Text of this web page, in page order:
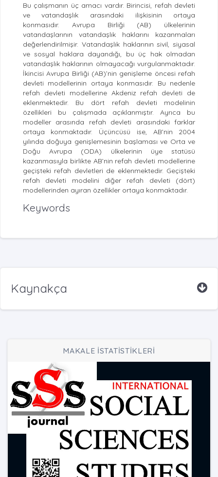
Bu çalışmanın üç amacı vardır. Birincisi, refah devleti
ve vatandaşlık arasındaki ilişkisinin ortaya
konmasıdır. Avrupa Birliği (AB) ülkelerinin
vatandaşlarının vatandaşlık haklarını kazanmaları
değerlendirilmişir. Vatandaşlık haklarının sivil, siyasal
ve sosyal haklara dayandığı, bu üç hak olmadan
vatandaşlık haklarının olmayacağı vurgulanmaktadır.
İkincisi Avrupa Birliği (AB)’nin genişleme öncesi refah
devleti modellerinin ortaya konmasıdır. Bu nedenle
refah devleti modellerine Akdeniz refah devleti de
eklenmektedir. Bu dört refah devleti modelinin
özellikleri bu çalışmada açıklanmıştır. Ayrıca bu
modeller arasında refah devleti arasındaki farklar
ortaya konmaktadır. Üçüncüsü ise, AB’nin 2004
yılında doğuya genişlemesinin başlaması ve Orta ve
Doğu Avrupa (ODA) ülkelerinin üye statüsü
kazanmasıyla birlikte AB’nin refah devleti modellerine
geçişteki refah devletleri de eklenmektedir. Geçişteki
refah devleti modelini diğer refah devleti (dört)
modellerinden ayıran özellikler ortaya konmaktadır.
Keywords
Kaynakça
MAKALE İSTATİSTİKLERİ